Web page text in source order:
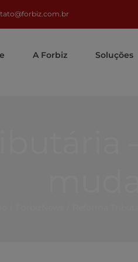
A Forbiz Soluções